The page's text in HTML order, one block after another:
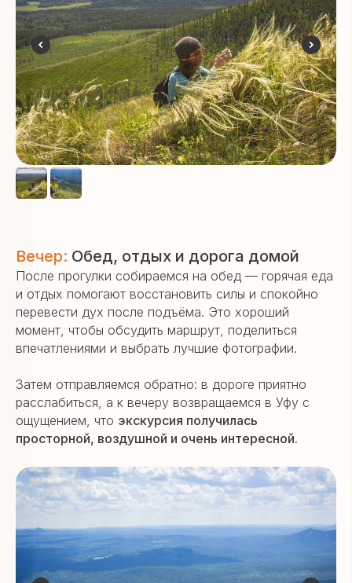
Вечер: Обед, отдых и дорога домой
После прогулки собираемся на обед — горячая еда
и отдых помогают восстановить силы и спокойно
перевести дух после подъёма. Это хороший
момент, чтобы обсудить маршрут, поделиться
впечатлениями и выбрать лучшие фотографии.
Затем отправляемся обратно: в дороге приятно
расслабиться, а к вечеру возвращаемся в Уфу с
ощущением, что экскурсия получилась
просторной, воздушной и очень интересной.